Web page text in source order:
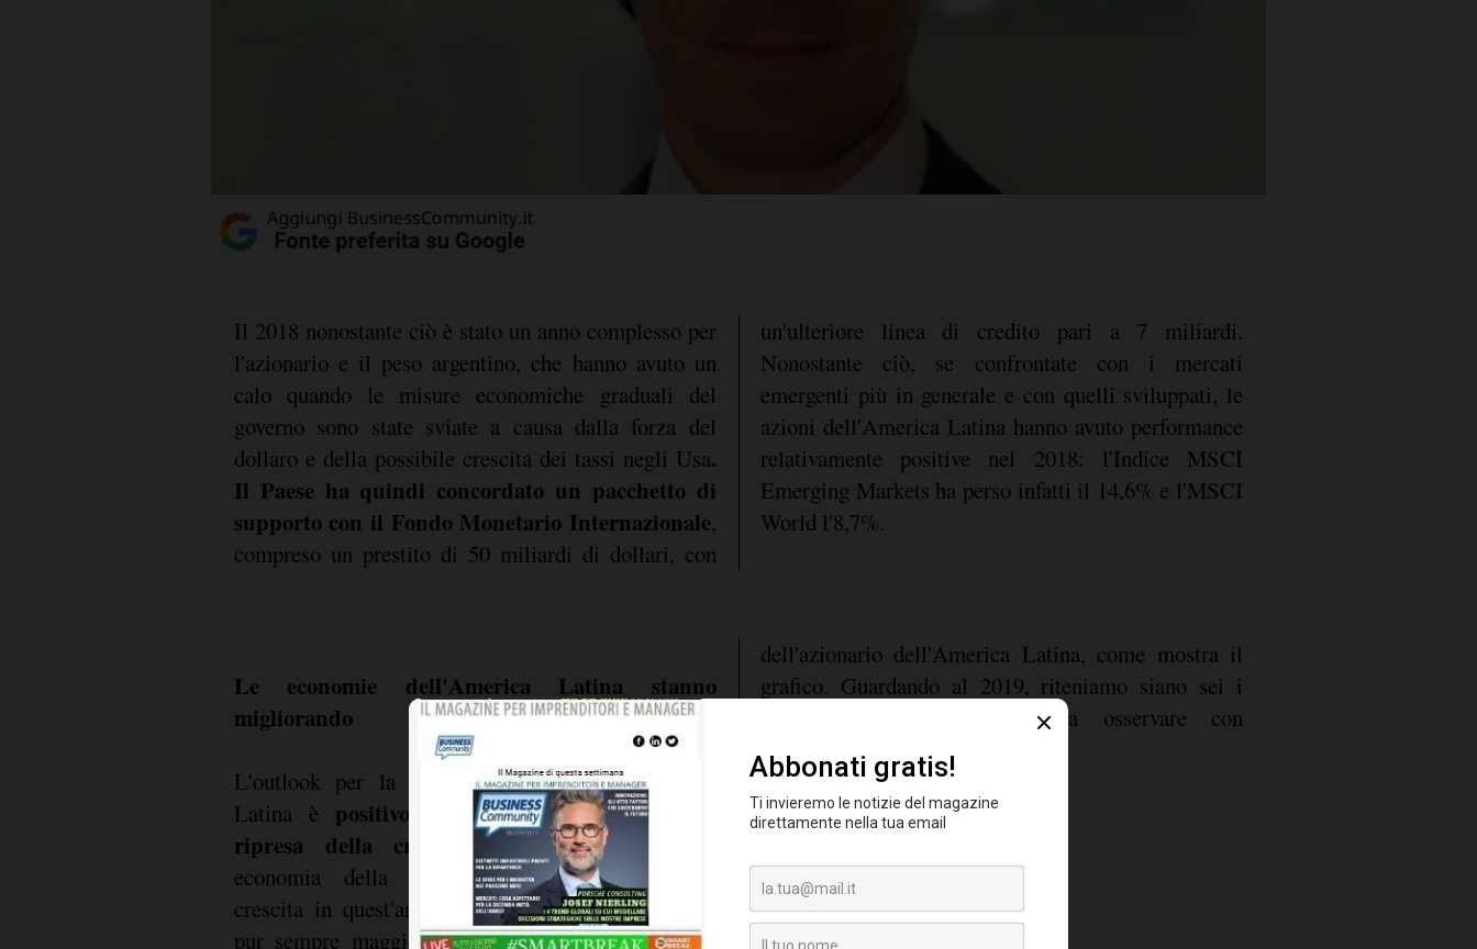
Il 2018 nonostante ciò è stato un anno complesso per
l'azionario e il peso argentino, che hanno avuto un
calo quando le misure economiche graduali del
governo sono state sviate a causa dalla forza del
dollaro e della possibile crescita dei tassi negli Usa.
Il Paese ha quindi concordato un pacchetto di
supporto con il Fondo Monetario Internazionale,
compreso un prestito di 50 miliardi di dollari, con
un'ulteriore linea di credito pari a 7 miliardi.
Nonostante ciò, se confrontate con i mercati
emergenti più in generale e con quelli sviluppati, le
azioni dell'America Latina hanno avuto performance
relativamente positive nel 2018: l'Indice MSCI
Emerging Markets ha perso infatti il 14,6% e l'MSCI
World l'8,7%.
Le economie dell'America Latina stanno
migliorando
L'outlook per la crescita economica in America
Latina è positivo per quest'anno, guidato dalla
ripresa della crescita in Brasile, principale
economia della regione. L'accelerazione della
crescita in quest'area potrebbe essere modesta, ma
pur sempre maggiore rispetto a quella globale, in
dell'azionario dell'America Latina, come mostra il
grafico. Guardando al 2019, riteniamo siano sei i
Paesi dell'America Latina da osservare con
attenzione.